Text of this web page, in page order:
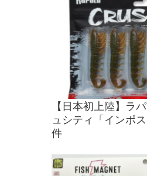
【日本初上陸】ラ
ュシティ「インポ
件